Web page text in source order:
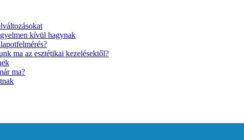
kívül hagynak
ma az esztétikai kezelésektől?
ma?